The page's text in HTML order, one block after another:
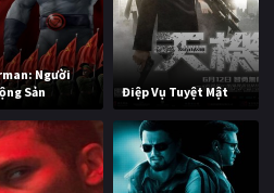
Người
Sản
Điệp Vụ Tuyệt Mật